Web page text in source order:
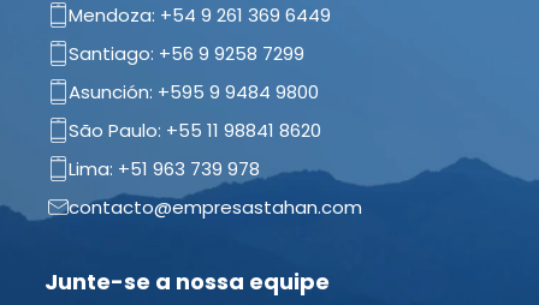
Mendoza: +54 9 261 369 6449
Santiago: +56 9 9258 7299
Asunción: +595 9 9484 9800
São Paulo: +55 11 98841 8620
Lima: +51 963 739 978
contacto@empresastahan.com
Junte-se a nossa equipe